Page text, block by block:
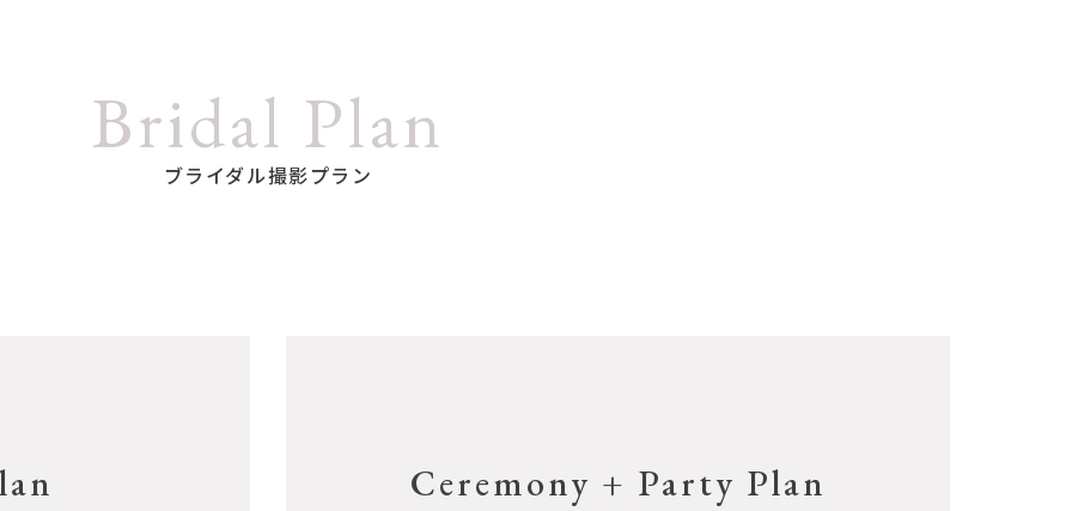
Bridal Plan
ブライダル撮影プラン
Ceremony + Party Plan